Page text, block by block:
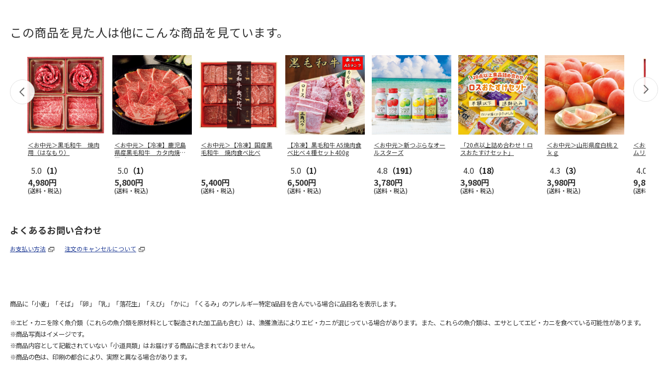
この商品を見た人は他にこんな商品を見ています。
＜お中元＞黒毛和牛 焼肉
用（はなもり）
5.0 （1）
4,980円
(送料・税込)
＜お中元＞【冷凍】鹿児島
県産黒毛和牛 カタ肉焼肉
用（６２０
5.0 （1）
5,800円
(送料・税込)
＜お中元＞【冷凍】国産黒
毛和牛 焼肉食べ比べ
5,400円
(送料・税込)
【冷凍】黒毛和牛 A5焼肉食
べ比べ４種セット400g
5.0 （1）
6,500円
(送料・税込)
＜お中元＞新つぶらなオー
ルスターズ
4.8 （191）
3,780円
(送料・税込)
「20点以上詰め合わせ！ロ
スおたすけセット」
4.0 （18）
3,980円
(送料・税込)
＜お中元＞山形県産白桃２
ｋｇ
4.3 （3）
3,980円
(送料・税込)
＜お中元＞
ムリエ厳選
4.0
9,800円
(送料・税込)
よくあるお問い合わせ
お支払い方法 注文のキャンセルについて
商品に「小麦」「そば」「卵」「乳」「落花生」「えび」「かに」「くるみ」のアレルギー特定8品目を含んでいる場合に品目名を表示します。
※エビ・カニを除く魚介類（これらの魚介類を原材料として製造された加工品も含む）は、漁獲漁法によりエビ・カニが混じっている場合があります。また、これらの魚介類は、エサとしてエビ・カニを食べている可能性があります。
※商品写真はイメージです。
※商品内容として記載されていない「小道具類」はお届けする商品に含まれておりません。
※商品の色は、印刷の都合により、実際と異なる場合があります。